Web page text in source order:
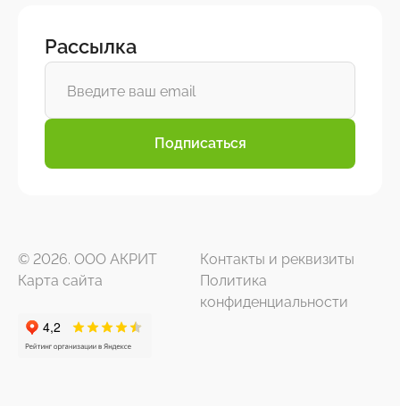
Рассылка
Подписаться
© 2026. ООО АКРИТ
Контакты и реквизиты
Карта сайта
Политика
конфиденциальности